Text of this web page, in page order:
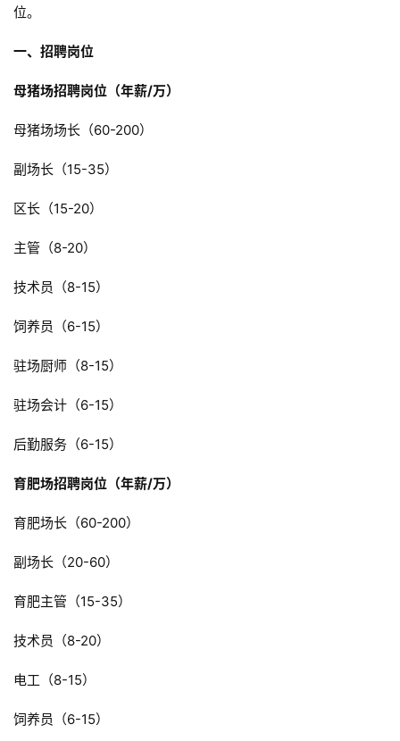
首
资
讯
位。
一、招聘岗位
母猪场招聘岗位（年薪/万）
母猪场场长（60-200）
副场长（15-35）
区长（15-20）
主管（8-20）
技术员（8-15）
饲养员（6-15）
驻场厨师（8-15）
驻场会计（6-15）
后勤服务（6-15）
育肥场招聘岗位（年薪/万）
育肥场长（60-200）
副场长（20-60）
育肥主管（15-35）
技术员（8-20）
电工（8-15）
饲养员（6-15）